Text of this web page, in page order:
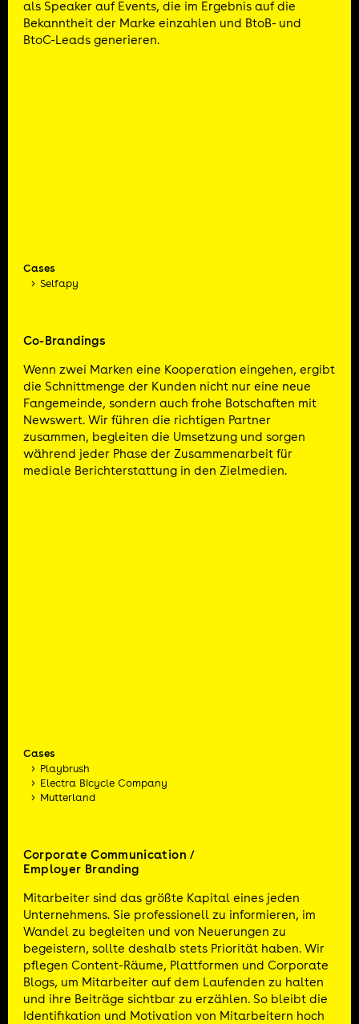
als Speaker auf Events, die im Ergebnis auf die
Bekanntheit der Marke einzahlen und BtoB- und
BtoC-Leads generieren.
Cases
Selfapy
Co-Brandings
Wenn zwei Marken eine Kooperation eingehen, ergibt
die Schnittmenge der Kunden nicht nur eine neue
Fangemeinde, sondern auch frohe Botschaften mit
Newswert. Wir führen die richtigen Partner
zusammen, begleiten die Umsetzung und sorgen
während jeder Phase der Zusammenarbeit für
mediale Berichterstattung in den Zielmedien.
Cases
Playbrush
Electra Bicycle Company
Mutterland
Corporate Communication /
Employer Branding
Mitarbeiter sind das größte Kapital eines jeden
Unternehmens. Sie professionell zu informieren, im
Wandel zu begleiten und von Neuerungen zu
begeistern, sollte deshalb stets Priorität haben. Wir
pflegen Content-Räume, Plattformen und Corporate
Blogs, um Mitarbeiter auf dem Laufenden zu halten
und ihre Beiträge sichtbar zu erzählen. So bleibt die
Identifikation und Motivation von Mitarbeitern hoch